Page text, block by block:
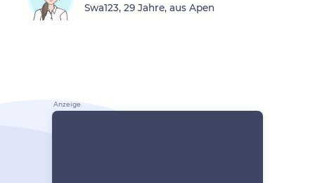
Swa123, 29 Jahre, aus Apen